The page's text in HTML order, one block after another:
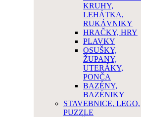
KRUHY,
LEHÁTKA,
RUKÁVNIKY
HRAČKY, HRY
PLAVKY
OSUŠKY,
ŽUPANY,
UTERÁKY,
PONČA
BAZÉNY,
BAZÉNIKY
STAVEBNICE, LEGO,
PUZZLE